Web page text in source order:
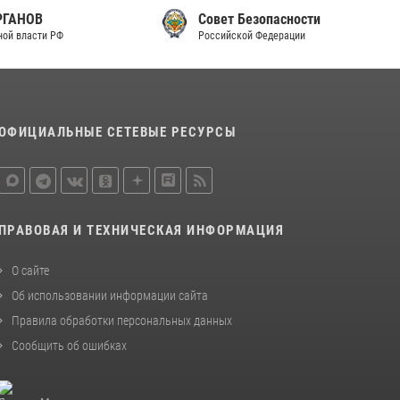
законодательства (видео)
1
Состоялась рабочая встреча директора
Росгвардии Героя России генерала армии
полномочного представителя Президента
30 июля 2026, 15:35
Совет Безопасности
Российской Федерации
СЕТЕВЫЕ РЕСУРСЫ
ПРАВОВАЯ И ТЕХНИЧЕСКАЯ ИНФОРМАЦИЯ
О сайте
Об использовании информации сайта
Правила обработки персональных данных
Сообщить об ошибках